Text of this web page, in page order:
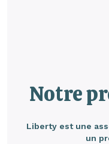
Notre
Liberty est une
un